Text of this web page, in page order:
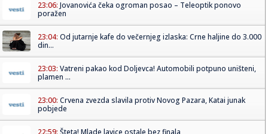
23:06: Jovanovića čeka ogroman posao – Teleoptik ponovo
poražen
23:04: Od jutarnje kafe do večernjeg izlaska: Crne haljine do 3.000
din...
23:03: Vatreni pakao kod Doljevca! Automobili potpuno uništeni,
plamen ...
23:00: Crvena zvezda slavila protiv Novog Pazara, Katai junak
pobjede
22:59: Šteta! Mlade lavice ostale bez finala